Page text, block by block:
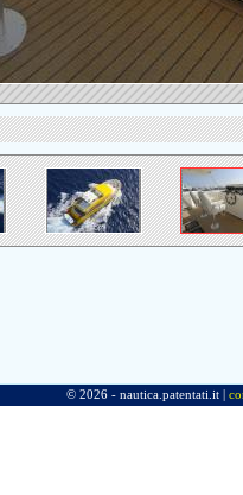
© 2026 - nautica.patentati.it |